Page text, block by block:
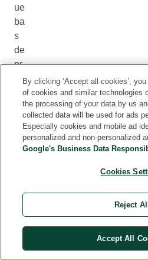
ue
ba
s
de
pr
od
uc
Algunas
reseñas
por
que
recibieron
By clicking ‘Accept all cookies’,
of cookies and similar technologies
the processing of your data by us
collected data will be used for ads
Especially cookies and mobile ad
personalized and non-personalized
Google's Business Data
Cookies
Reject All
Accept All